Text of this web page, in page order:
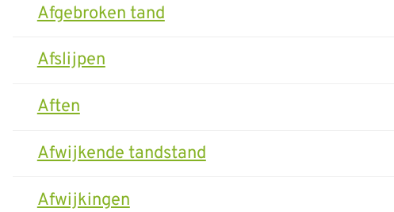
Afgebroken tand
Afslijpen
Aften
Afwijkende tandstand
Afwijkingen